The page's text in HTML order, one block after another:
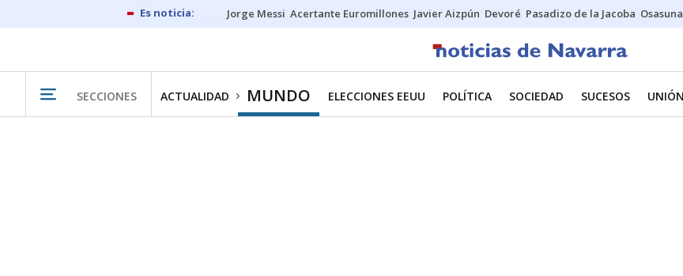
Jorge Messi Acertante Euromillones Javier Aizpún Devoré Pasadizo de la Jacoba
SECCIONES ACTUALIDAD MUNDO ELECCIONES EEUU POLÍTICA SOCIEDAD SUCESOS